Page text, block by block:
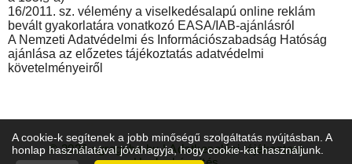
16/2011. sz. vélemény a viselkedésalapú online reklám
bevált gyakorlatára vonatkozó EASA/IAB-ajánlásról
A Nemzeti Adatvédelmi és Információszabadság Hatóság
ajánlása az előzetes tájékoztatás adatvédelmi
követelményeiről
© 2026agroguba.hu|Adatkezelési tájékoztató
A cookie-k segítenek a jobb minőségű szolgáltatás nyújtásban. A
honlap használatával jóváhagyja, hogy cookie-kat használjunk.